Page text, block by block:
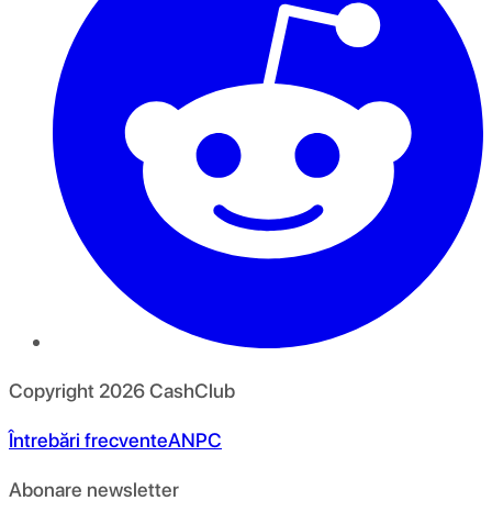
Copyright 2026CashClub
Întrebări frecventeANPC
Abonare newsletter